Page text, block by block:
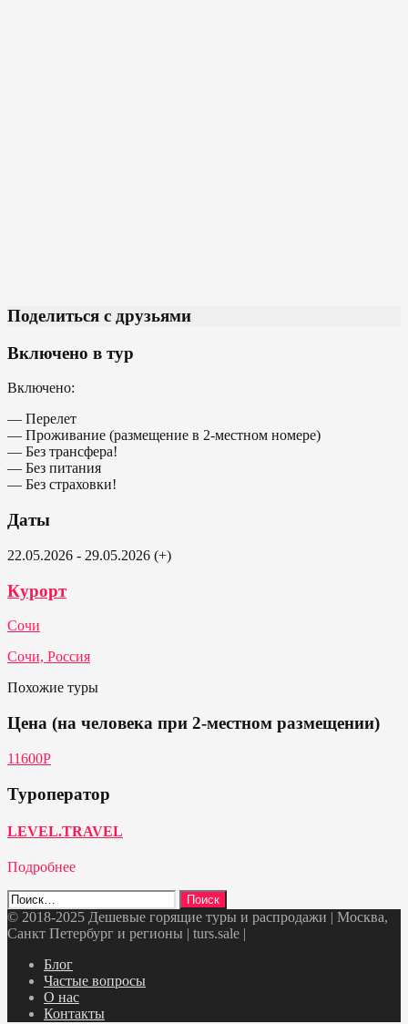
Поделиться с друзьями
Включено в тур
Включено:
— Перелет
— Проживание (размещение в 2-местном номере)
— Без трансфера!
— Без питания
— Без страховки!
Даты
22.05.2026 - 29.05.2026 (+)
Курорт
Сочи
Сочи, Россия
Похожие туры
Цена (на человека при 2-местном размещении)
11600P
Туроператор
LEVEL.TRAVEL
Подробнее
Найти:
© 2018-2025 Дешевые горящие туры и распродажи | Москва,
Санкт Петербург и регионы | turs.sale |
Блог
Частые вопросы
О нас
Контакты